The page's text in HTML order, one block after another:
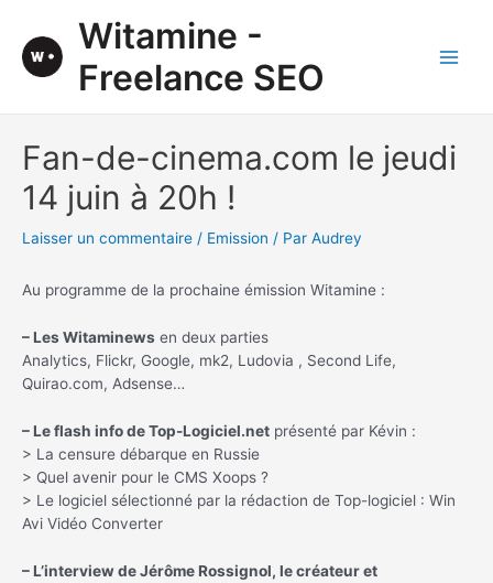
contenu
Witamine -
Freelance SEO
Fan-de-cinema.com le jeudi
14 juin à 20h !
Laisser un commentaire / Emission / Par Audrey
Au programme de la prochaine émission Witamine :
– Les Witaminews en deux parties
Analytics, Flickr, Google, mk2, Ludovia , Second Life,
Quirao.com, Adsense…
– Le flash info de Top-Logiciel.net présenté par Kévin :
> La censure débarque en Russie
> Quel avenir pour le CMS Xoops ?
> Le logiciel sélectionné par la rédaction de Top-logiciel : Win
Avi Vidéo Converter
– L’interview de Jérôme Rossignol, le créateur et